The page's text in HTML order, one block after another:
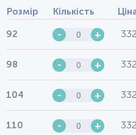
Розмір Кількість
92 - +
98 - +
104 - +
110 - +